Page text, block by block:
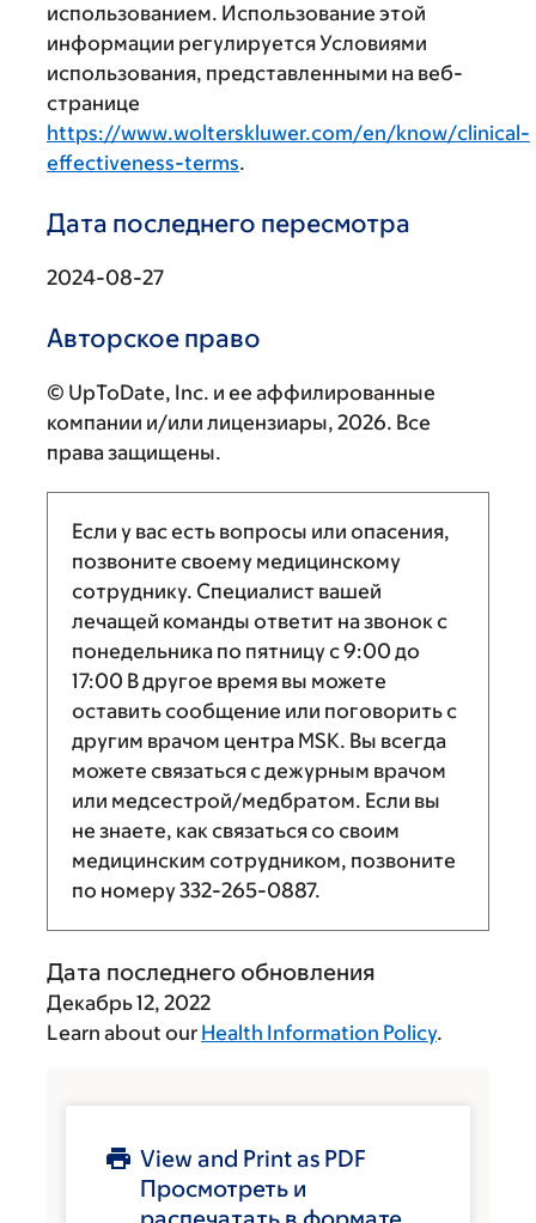
использованием. Использование этой
информации регулируется Условиями
использования, представленными на веб-
странице
https://www.wolterskluwer.com/en/know/clinical-
effectiveness-terms.
Дата последнего пересмотра
2024-08-27
Авторское право
© UpToDate, Inc. и ее аффилированные
компании и/или лицензиары, 2026. Все
права защищены.
Если у вас есть вопросы или опасения,
позвоните своему медицинскому
сотруднику. Специалист вашей
лечащей команды ответит на звонок с
понедельника по пятницу с9:00 до
17:00 В другое время вы можете
оставить сообщение или поговорить с
другим врачом центра MSK. Вы всегда
можете связаться с дежурным врачом
или медсестрой/медбратом. Если вы
не знаете, как связаться со своим
медицинским сотрудником, позвоните
по номеру332-265-0887.
Дата последнего обновления
Декабрь 12, 2022
Learn about our Health Information Policy.
View and Print as PDF
Просмотреть и